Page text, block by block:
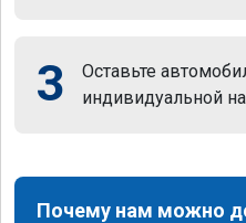
3
Оставьте
индивидуальной
Почему нам можно